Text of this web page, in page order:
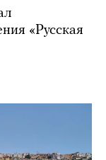
«Русская